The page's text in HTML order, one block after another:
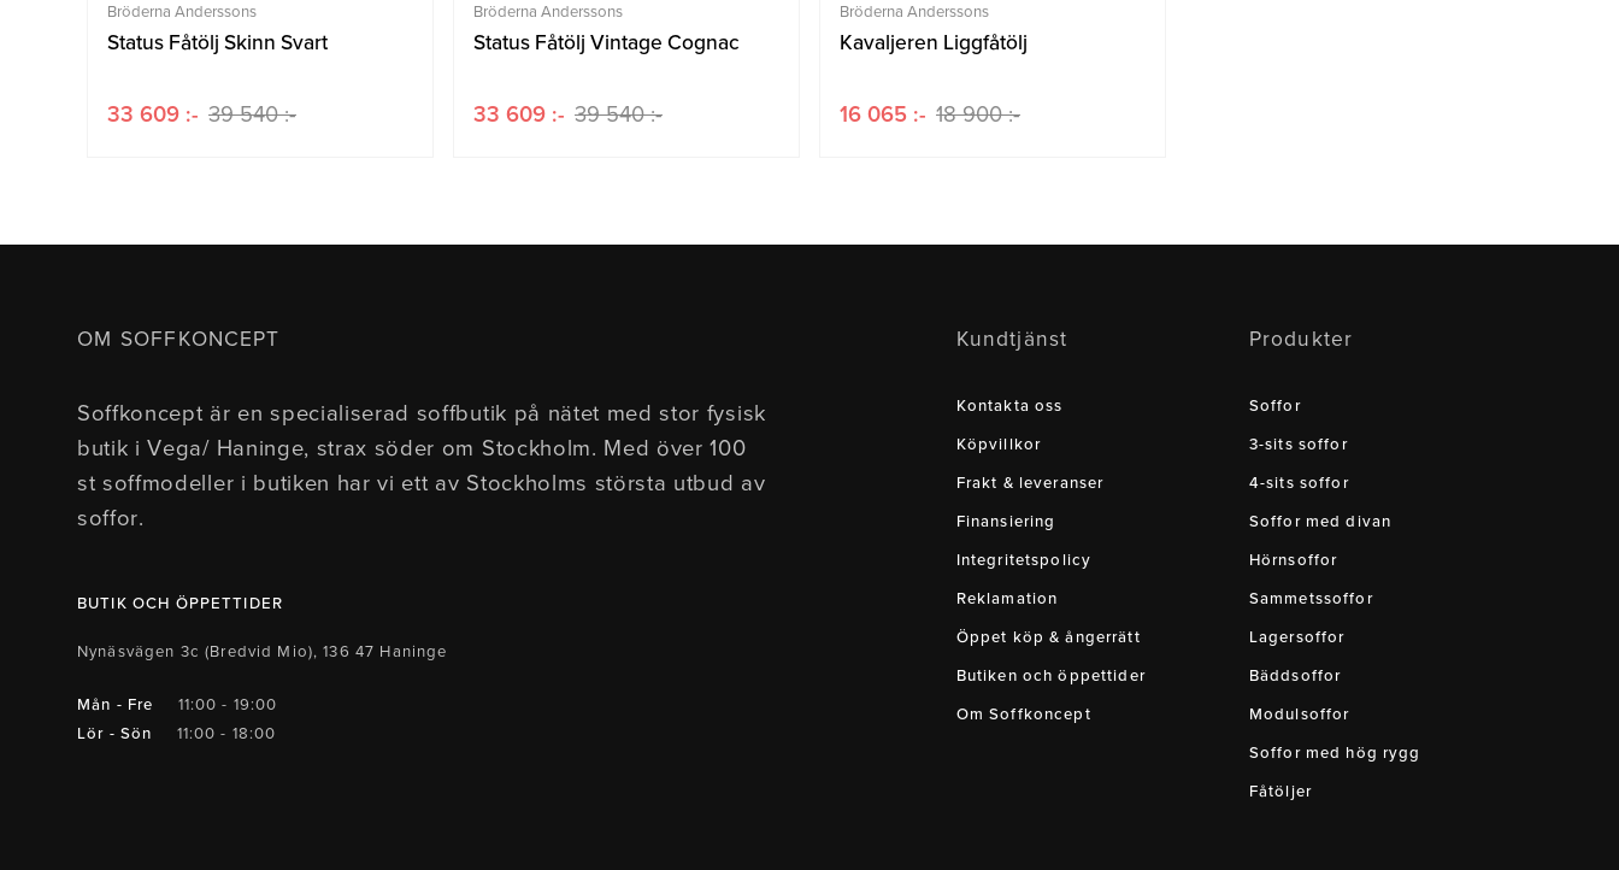
Bröderna Anderssons
Status Fåtölj Skinn Svart
33 609 :- 39 540 :-
Bröderna Anderssons
Status Fåtölj Vintage Cognac
33 609 :- 39 540 :-
Bröderna Anderssons
Kavaljeren Liggfåtölj
16 065 :- 18 900 :-
OM SOFFKONCEPT
Soffkoncept är en specialiserad soffbutik på nätet med stor fysisk
butik i Vega/ Haninge, strax söder om Stockholm. Med över 100
st soffmodeller i butiken har vi ett av Stockholms största utbud av
soffor.
BUTIK OCH ÖPPETTIDER
Nynäsvägen 3c (Bredvid Mio), 136 47 Haninge
Mån - Fre
11:00 - 19:00
Lör - Sön
11:00 - 18:00
Kundtjänst
Kontakta oss
Köpvillkor
Frakt & leveranser
Finansiering
Integritetspolicy
Reklamation
Öppet köp & ångerrätt
Butiken och öppettider
Om Soffkoncept
Produkter
Soffor
3-sits soffor
4-sits soffor
Soffor med divan
Hörnsoffor
Sammetssoffor
Lagersoffor
Bäddsoffor
Modulsoffor
Soffor med hög rygg
Fåtöljer